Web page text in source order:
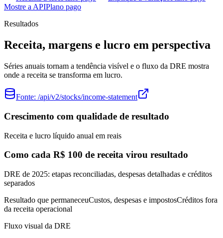
Mostre a APIPlano pago
Resultados
Receita, margens e lucro em perspectiva
Séries anuais tornam a tendência visível e o fluxo da DRE mostra
onde a receita se transforma em lucro.
Fonte: /api/v2/stocks/income-statement
Crescimento com qualidade de resultado
Receita e lucro líquido anual em reais
Como cada R$ 100 de receita virou resultado
DRE de 2025: etapas reconciliadas, despesas detalhadas e créditos
separados
Resultado que permaneceuCustos, despesas e impostosCréditos fora
da receita operacional
Fluxo visual da DRE